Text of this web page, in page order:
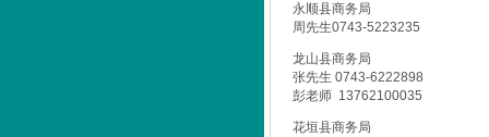
永顺县商务局
周先生0743-5223235
龙山县商务局
张先生 0743-6222898
彭老师 13762100035
花垣县商务局